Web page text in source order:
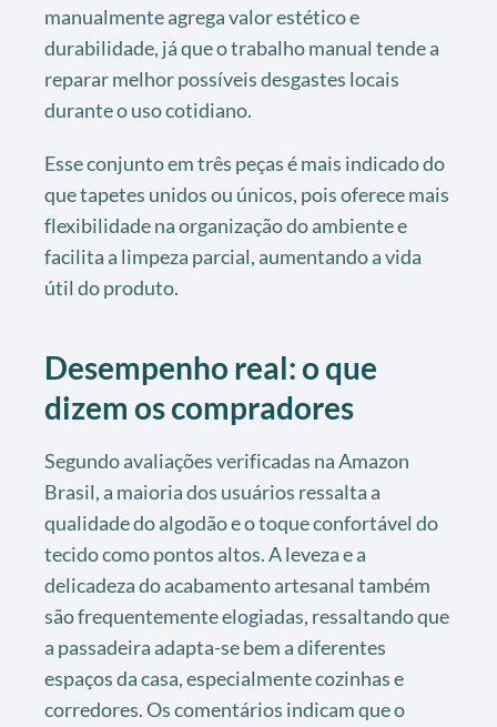
manualmente agrega valor estético e
durabilidade, já que o trabalho manual tende a
reparar melhor possíveis desgastes locais
durante o uso cotidiano.
Esse conjunto em três peças é mais indicado do
que tapetes unidos ou únicos, pois oferece mais
flexibilidade na organização do ambiente e
facilita a limpeza parcial, aumentando a vida
útil do produto.
Desempenho real: o que
dizem os compradores
Segundo avaliações verificadas na Amazon
Brasil, a maioria dos usuários ressalta a
qualidade do algodão e o toque confortável do
tecido como pontos altos. A leveza e a
delicadeza do acabamento artesanal também
são frequentemente elogiadas, ressaltando que
a passadeira adapta-se bem a diferentes
espaços da casa, especialmente cozinhas e
corredores. Os comentários indicam que o